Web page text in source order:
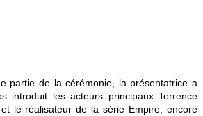
partie de la cérémonie, la présentatrice a
introduit les acteurs principaux Terrence
le réalisateur de la série Empire, encore